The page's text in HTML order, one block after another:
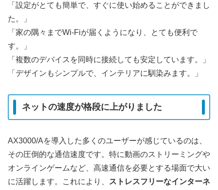
「設定がとても簡単で、すぐに使い始めることができまし
た。」
「家の隅々までWi-Fiが届くようになり、とても便利で
す。」
「複数のデバイスを同時に接続しても安定しています。」
「デザインもシンプルで、インテリアに馴染みます。」
ネットの速度が格段に上がりました
AX3000/Aを導入した多くのユーザーが感じているのは、
その圧倒的な通信速度です。特に動画のストリーミングや
オンラインゲームなど、高速通信を必要とする場面で大い
に活躍します。これにより、
ストレスフリーなインターネ